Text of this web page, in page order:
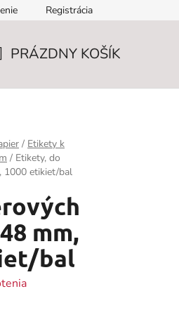
Registrácia
PRÁZDNY KOŠÍK
/ Etikety k
/ Etikety, do
1000 etikiet/bal
mm,
bal